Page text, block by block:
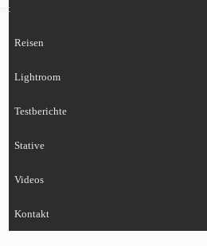
Reisen
Lightroom
Testberichte
Stative
Videos
Kontakt